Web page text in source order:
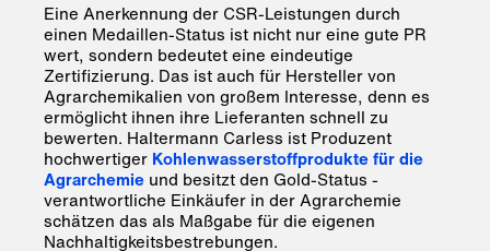
Eine Anerkennung der CSR-Leistungen durch
einen Medaillen-Status ist nicht nur eine gute PR
wert, sondern bedeutet eine eindeutige
Zertifizierung. Das ist auch für Hersteller von
Agrarchemikalien von großem Interesse, denn es
ermöglicht ihnen ihre Lieferanten schnell zu
bewerten. Haltermann Carless ist Produzent
hochwertiger Kohlenwasserstoffprodukte für die
Agrarchemie und besitzt den Gold-Status -
verantwortliche Einkäufer in der Agrarchemie
schätzen das als Maßgabe für die eigenen
Nachhaltigkeitsbestrebungen.